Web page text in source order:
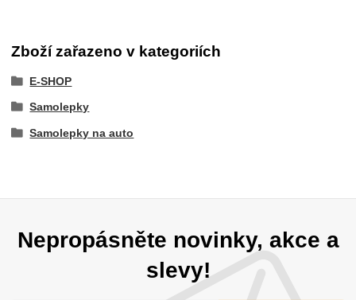
Zboží zařazeno v kategoriích
E-SHOP
Samolepky
Samolepky na auto
Nepropásněte novinky, akce a
slevy!